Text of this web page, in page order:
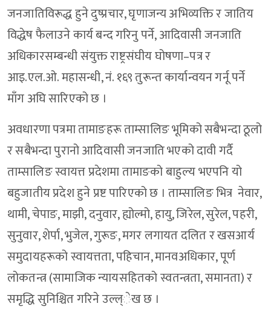
जनजातिविरूद्ध हुने दुष्प्रचार, घृणाजन्य अभिव्यक्ति र जातिय
विद्धेष फैलाउने कार्य बन्द गरिनु पर्ने, आदिवासी जनजाति
अधिकारसम्बन्धी संयुक्त राष्ट्रसंघीय घोषणा–पत्र र
आइ.एल.ओ. महासन्धी, नं. १६९ तुरून्त कार्यान्वयन गर्नू पर्ने
माँग अघि सारिएको छ ।
अवधारणा पत्रमा तामाङहरू ताम्सालिङ भूमिको सबैभन्दा ठूलो
र सबैभन्दा पुरानो आदिवासी जनजाति भएको दावी गर्दै
ताम्सालिङ स्वायत्त प्रदेशमा तामाङको बाहुल्य भएपनि यो
बहुजातीय प्रदेश हुने प्रष्ट पारिएको छ । ताम्सालिङ भित्र नेवार,
थामी, चेपाङ, माझी, दनुवार, ह्योल्मो, हायु, जिरेल, सुरेल, पहरी,
सुनुवार, शेर्पा, भुजेल, गुरूङ, मगर लगायत दलित र खसआर्य
समुदायहरूको स्वायत्तता, पहिचान, मानवअधिकार, पूर्ण
लोकतन्त्र (सामाजिक न्यायसहितको स्वतन्त्रता, समानता) र
समृद्धि सुनिश्चित गरिने उल्ल्ेख छ ।